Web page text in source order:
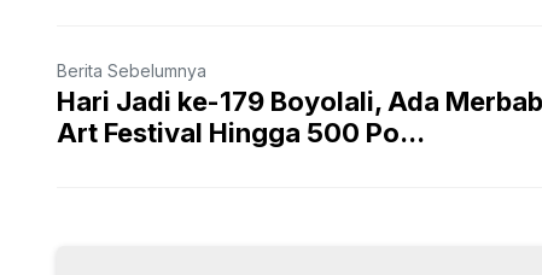
Berita Sebelumnya
Hari Jadi ke-179 Boyolali, Ada
Art Festival Hingga 500 Po...